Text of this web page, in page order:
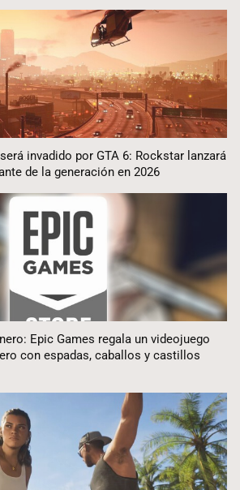
invadido por GTA 6: Rockstar lanzará
de la generación en 2026
Epic Games regala un videojuego
con espadas, caballos y castillos